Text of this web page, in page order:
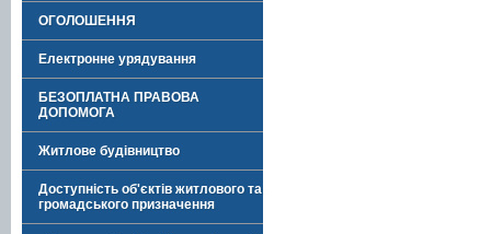
ОГОЛОШЕННЯ
Електронне урядування
БЕЗОПЛАТНА ПРАВОВА
ДОПОМОГА
Житлове будівництво
Доступність об'єктів житлового та
громадського призначення